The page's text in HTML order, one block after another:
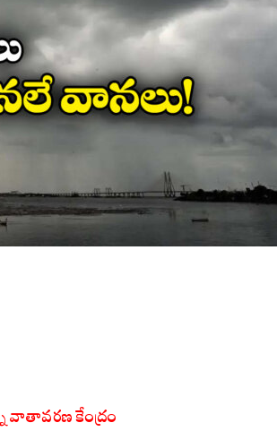
వాతావరణ కేంద్రం